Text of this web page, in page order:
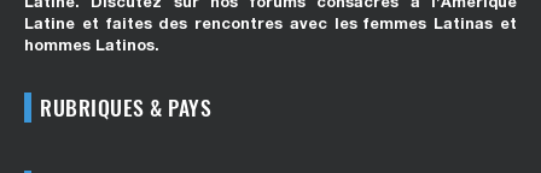
Latine et faites des rencontres avec les femmes Latinas et
hommes Latinos.
RUBRIQUES & PAYS